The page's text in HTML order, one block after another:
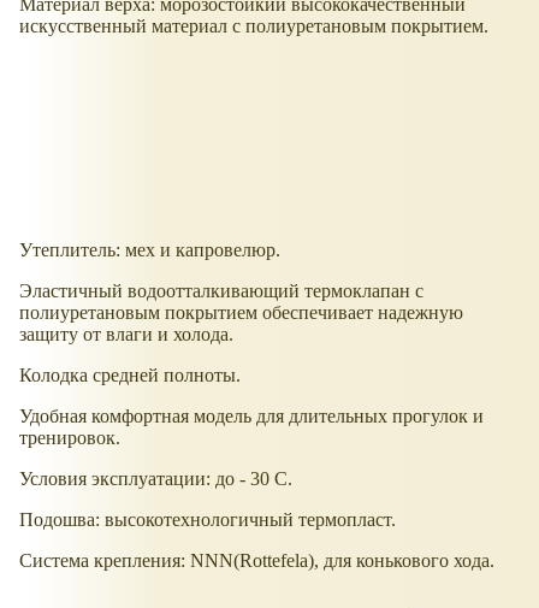
Материал верха: морозостойкий высококачественный
искусственный материал с полиуретановым покрытием.
Утеплитель: мех и капровелюр.
Эластичный водоотталкивающий термоклапан с
полиуретановым покрытием обеспечивает надежную
защиту от влаги и холода.
Колодка средней полноты.
Удобная комфортная модель для длительных прогулок и
тренировок.
Условия эксплуатации: до - 30 С.
Подошва: высокотехнологичный термопласт.
Система крепления: NNN(Rottefela), для конькового хода.